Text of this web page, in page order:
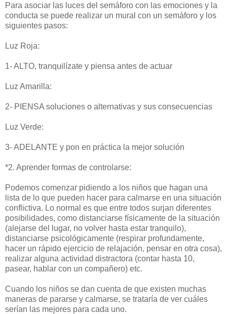
Para asociar las luces del semáforo con las emociones y la
conducta se puede realizar un mural con un semáforo y los
siguientes pasos:
Luz Roja:
1- ALTO, tranquilízate y piensa antes de actuar
Luz Amarilla:
2- PIENSA soluciones o alternativas y sus consecuencias
Luz Verde:
3- ADELANTE y pon en práctica la mejor solución
*2. Aprender formas de controlarse:
Podemos comenzar pidiendo a los niños que hagan una
lista de lo que pueden hacer para calmarse en una situación
conflictiva. Lo normal es que entre todos surjan diferentes
posibilidades, como distanciarse físicamente de la situación
(alejarse del lugar, no volver hasta estar tranquilo),
distanciarse psicológicamente (respirar profundamente,
hacer un rápido ejercicio de relajación, pensar en otra cosa),
realizar alguna actividad distractora (contar hasta 10,
pasear, hablar con un compañero) etc.
Cuando los niños se dan cuenta de que existen muchas
maneras de pararse y calmarse, se trataría de ver cuáles
serían las mejores para cada uno.